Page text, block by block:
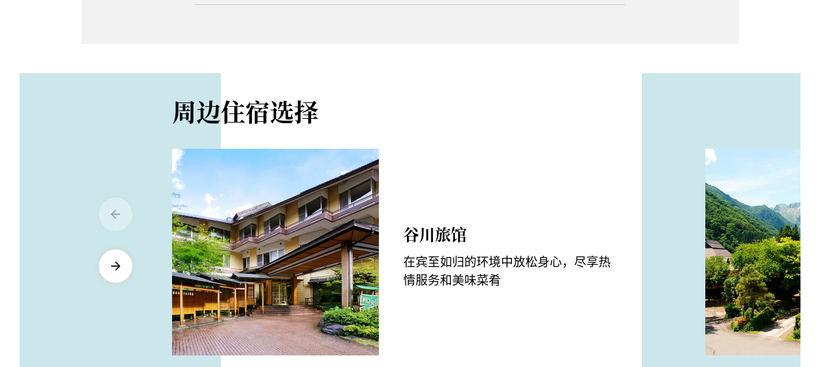
周边住宿选择
谷川旅馆
在宾至如归的环境中放松身心，尽享热
情服务和美味菜肴